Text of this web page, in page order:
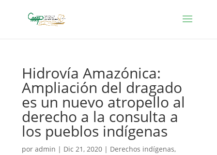
Hidrovía Amazónica:
Ampliación del dragado
es un nuevo atropello al
derecho a la consulta a
los pueblos indígenas
por admin | Dic 21, 2020| Derechos indígenas,